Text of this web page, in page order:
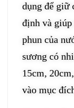
dụng để giữ
định và giúp
phun của
sương có
15cm,
vào mục